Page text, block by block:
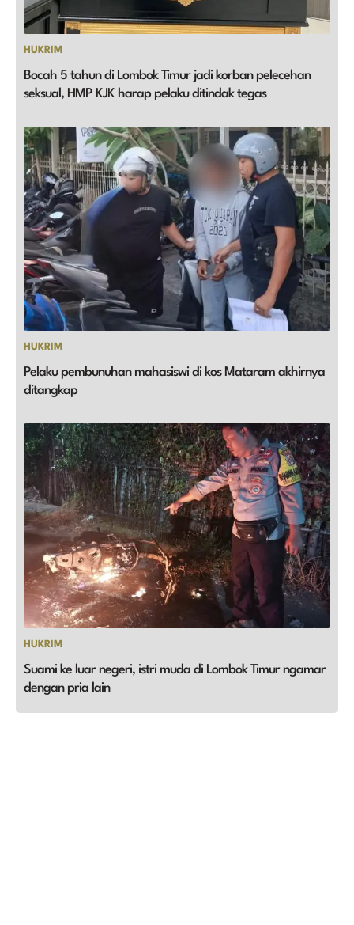
HUKRIM
Bocah 5 tahun di Lombok Timur jadi korban pelecehan
seksual, HMP KJK harap pelaku ditindak tegas
HUKRIM
Pelaku pembunuhan mahasiswi di kos Mataram akhirnya
ditangkap
HUKRIM
Suami ke luar negeri, istri muda di Lombok Timur ngamar
dengan pria lain